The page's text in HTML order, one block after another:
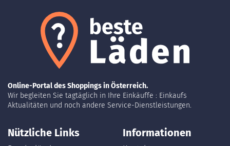
Online-Portal des Shoppings in Österreich.
Wir begleiten Sie tagtäglich in Ihre Einkäuffe : Einkaufs
Aktualitäten und noch andere Service-Dienstleistungen.
Nützliche Links Informationen